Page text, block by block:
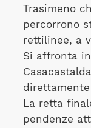
Trasimeno
percorrono
rettilinee, a
Si affronta
direttamente
La retta
pendenze